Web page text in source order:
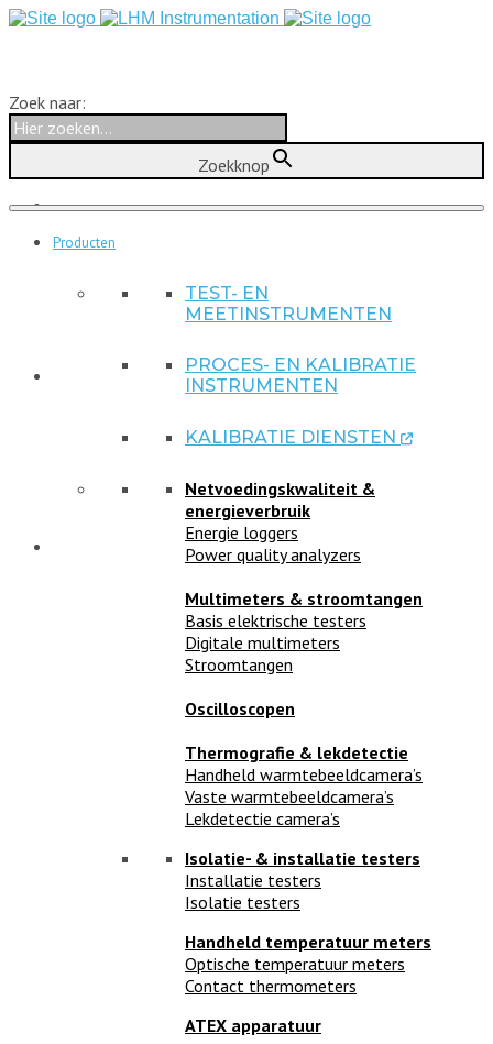
Zoek naar:
Zoekknop
Producten
TEST- EN
MEETINSTRUMENTEN
PROCES- EN KALIBRATIE
INSTRUMENTEN
KALIBRATIE DIENSTEN 
Netvoedingskwaliteit &
energieverbruik
Energie loggers
Power quality analyzers
Multimeters & stroomtangen
Basis elektrische testers
Digitale multimeters
Stroomtangen
Oscilloscopen
Thermografie & lekdetectie
Handheld warmtebeeldcamera’s
Vaste warmtebeeldcamera’s
Lekdetectie camera’s
Isolatie- & installatie testers
Installatie testers
Isolatie testers
Handheld temperatuur meters
Optische temperatuur meters
Contact thermometers
ATEX apparatuur